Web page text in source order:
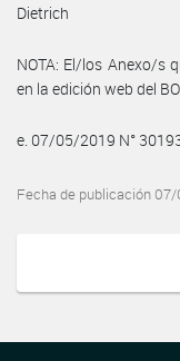
Dietrich
NOTA: El/los Anexo/s
en la edición web del
e. 07/05/2019 N°
Fecha de publicación